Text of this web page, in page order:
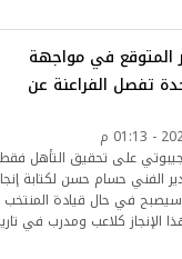
في مواجهة
تفصل الفراعنة عن
جيبوتي على تحقيق التأهل
الفني حسام حسن لكتابة
في حال قيادة المنتخب
الإنجاز كلاعب ومدرب في